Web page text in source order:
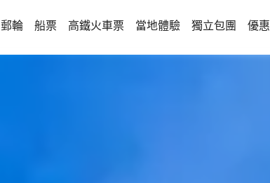
郵輪 船票 高鐵火車票 當地體驗 獨立包團 優惠